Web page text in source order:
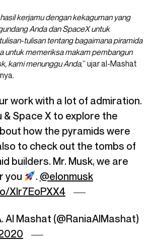
kerjamu dengan kekaguman yang
Anda dan SpaceX untuk
tulisan tentang bagaimana piramida
untuk memeriksa makam pembangun
kami menunggu Anda,” ujar al-Mashat
work with a lot of admiration.
& Space X to explore the
how the pyramids were
to check out the tombs of
builders. Mr. Musk, we are
you
. @elonmusk
Xlr7EoPXX4
Al Mashat (@RaniaAlMashat)